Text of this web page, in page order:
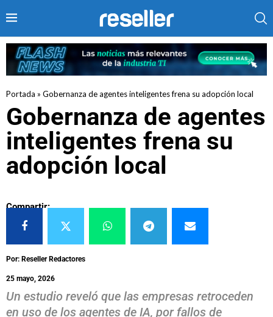
Portada » Gobernanza de agentes inteligentes frena su adopción local
Gobernanza de agentes
inteligentes frena su
adopción local
Compartir:
Por: Reseller Redactores
25 mayo, 2026
Un estudio reveló que las empresas retroceden
en uso de los agentes de IA, por fallos de